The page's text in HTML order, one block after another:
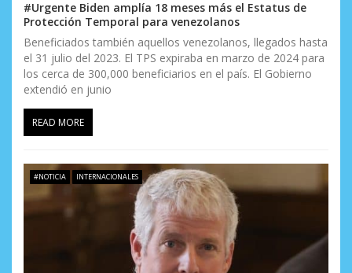
#Urgente Biden amplía 18 meses más el Estatus de
Protección Temporal para venezolanos
Beneficiados también aquellos venezolanos, llegados hasta
el 31 julio del 2023. El TPS expiraba en marzo de 2024 para
los cerca de 300,000 beneficiarios en el país. El Gobierno
extendió en junio
READ MORE
#NOTICIA INTERNACIONALES